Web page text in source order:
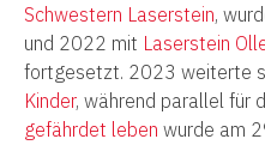
Schwestern Laserstein,
und 2022 mit Laserstein
fortgesetzt. 2023 weiterte
Kinder, während parallel für
gefährdet leben wurde am